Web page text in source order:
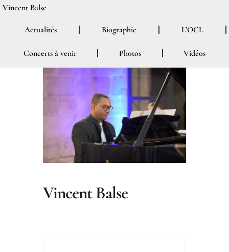
Aller
contenu
Vincent Balse
Actualités Biographie L’OCL
Concerts à venir Photos Vidéos
Vincent Balse